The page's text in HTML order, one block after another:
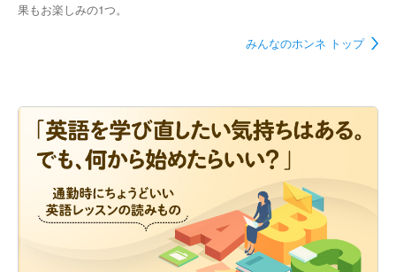
果もお楽しみの1つ。
みんなのホンネ トップ